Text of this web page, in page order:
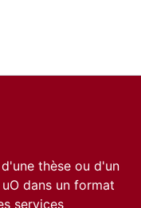
thèse ou d'un
dans un format
services